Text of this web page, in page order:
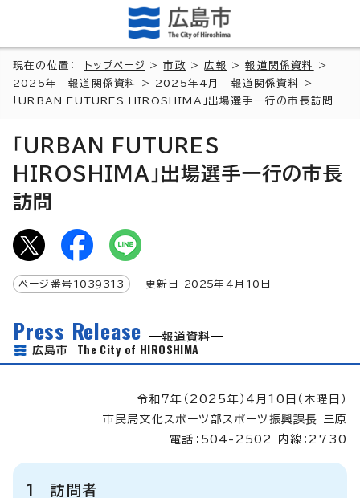
現在の位置： トップページ >市政 >広報 >報道関係資料
>
2025年 報道関係資料
> 2025年4月 報道関係資料
>
「URBAN FUTURES HIROSHIMA」出場選手一行の市長訪問
「URBAN FUTURES
HIROSHIMA」出場選手一行の市長
訪問
ページ番号 1039313 更新日 2025年4月 10 日
Press Release
報道資料
広島市 The City of HIROSHIMA
令和7年（2025年）4月10日（木曜日）
市民局文化スポーツ部スポーツ振興課長 三原
電話：504-2502 内線：2730
1 訪問者